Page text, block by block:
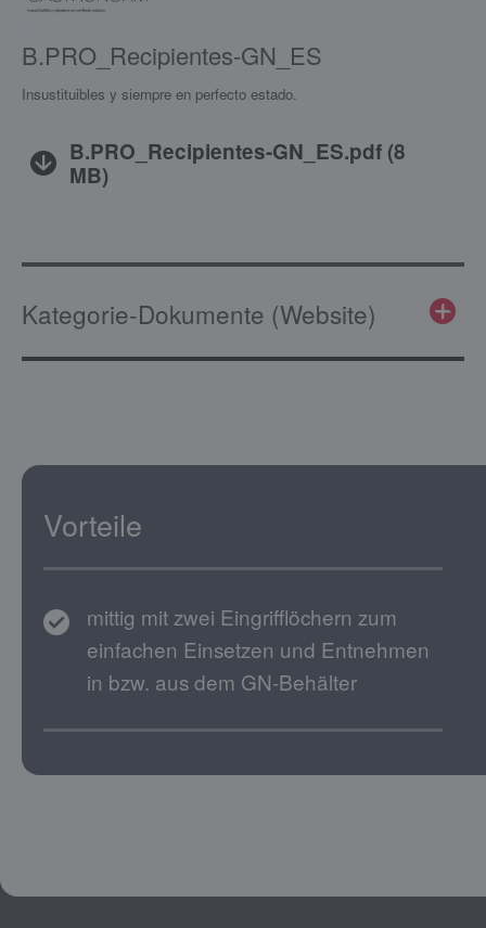
B.PRO_Recipientes-GN_ES
Insustituibles y siempre en perfecto estado.
B.PRO_Recipientes-GN_ES.pdf(8
MB)
Kategorie-Dokumente (Website)
Vorteile
mittig mit zwei Eingrifflöchern zum
einfachen Einsetzen und Entnehmen
in bzw. aus dem GN-Behälter